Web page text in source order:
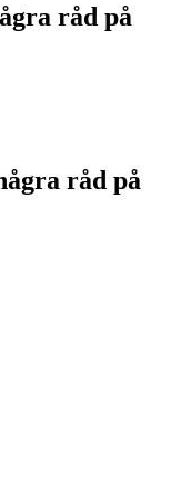
råd på
råd på